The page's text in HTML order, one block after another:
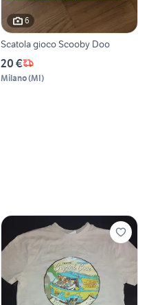
6
Scatola gioco Scooby Doo
20 €
Milano(MI)